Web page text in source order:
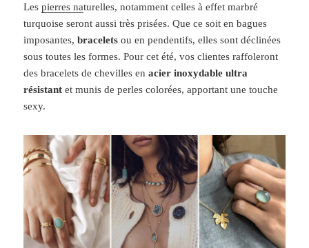
Lespierres naturelles, notamment celles à effet marbré
turquoise seront aussi très prisées. Que ce soit en bagues
imposantes,bracelets ou en pendentifs, elles sont déclinées
sous toutes les formes. Pour cet été, vos clientes raffoleront
des bracelets de chevilles enacier inoxydable ultra
résistant et munis de perles colorées, apportant une touche
sexy.